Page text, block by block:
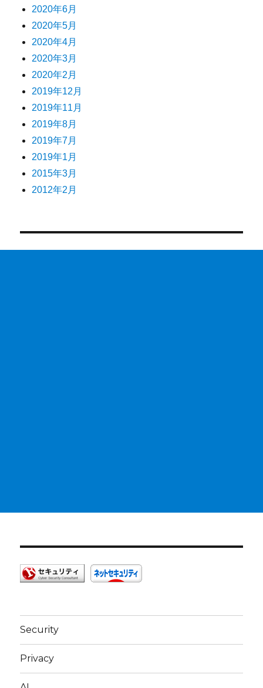
2020年6月
2020年5月
2020年4月
2020年3月
2020年2月
2019年12月
2019年11月
2019年8月
2019年7月
2019年1月
2015年3月
2012年2月
Security
Privacy